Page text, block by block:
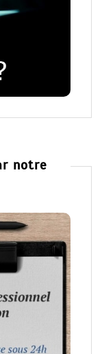
notre